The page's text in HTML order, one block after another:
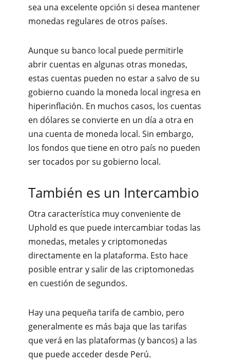
sea una excelente opción si desea mantener
monedas regulares de otros países.
Aunque su banco local puede permitirle
abrir cuentas en algunas otras monedas,
estas cuentas pueden no estar a salvo de su
gobierno cuando la moneda local ingresa en
hiperinflación. En muchos casos, los cuentas
en dólares se convierte en un día a otra en
una cuenta de moneda local. Sin embargo,
los fondos que tiene en otro país no pueden
ser tocados por su gobierno local.
También es un Intercambio
Otra característica muy conveniente de
Uphold es que puede intercambiar todas las
monedas, metales y criptomonedas
directamente en la plataforma. Esto hace
posible entrar y salir de las criptomonedas
en cuestión de segundos.
Hay una pequeña tarifa de cambio, pero
generalmente es más baja que las tarifas
que verá en las plataformas (y bancos) a las
que puede acceder desde Perú.